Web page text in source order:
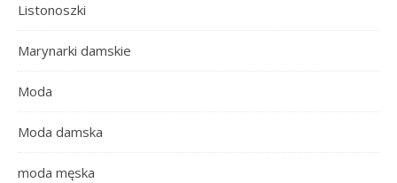
Listonoszki
Marynarki damskie
Moda
Moda damska
moda męska